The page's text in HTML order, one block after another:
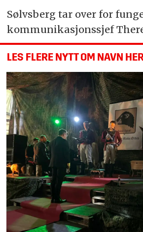
Sølvsberg tar over for
kommunikasjonssjef
LES FLERE NYTT OM NAVN